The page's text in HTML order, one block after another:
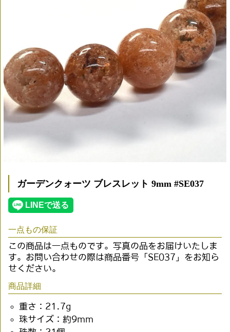
ガーデンクォーツ ブレスレット 9mm #SE037
一点もの保証
この商品は一点ものです。写真の品をお届けいたしま
す。お問い合わせの際は商品番号「SE037」をお知ら
せください。
商品詳細
重さ：21.7g
珠サイズ：約9mm